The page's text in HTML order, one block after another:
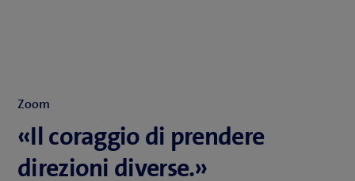
Zoom
«Il coraggio di prendere
direzioni diverse.»